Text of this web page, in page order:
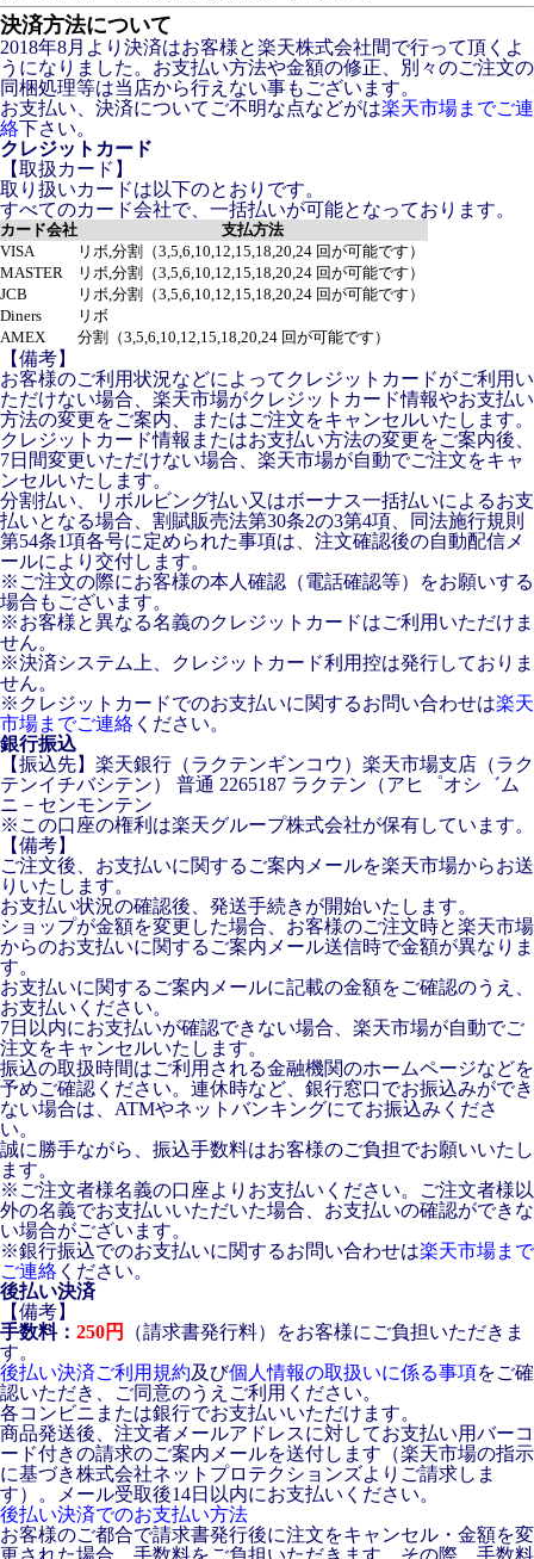
決済方法について
2018年8月より決済はお客様と楽天株式会社間で行って頂くよ
うになりました。お支払い方法や金額の修正、別々のご注文の
同梱処理等は当店から行えない事もございます。
お支払い、決済についてご不明な点などがは楽天市場までご連
絡下さい。
クレジットカード
【取扱カード】
取り扱いカードは以下のとおりです。
すべてのカード会社で、一括払いが可能となっております。
カード会社
支払方法
VISA
リボ,分割（3,5,6,10,12,15,18,20,24 回が可能です）
MASTER
リボ,分割（3,5,6,10,12,15,18,20,24 回が可能です）
JCB
リボ,分割（3,5,6,10,12,15,18,20,24 回が可能です）
Diners
リボ
AMEX
分割（3,5,6,10,12,15,18,20,24 回が可能です）
【備考】
お客様のご利用状況などによってクレジットカードがご利用い
ただけない場合、楽天市場がクレジットカード情報やお支払い
方法の変更をご案内、またはご注文をキャンセルいたします。
クレジットカード情報またはお支払い方法の変更をご案内後、
7日間変更いただけない場合、楽天市場が自動でご注文をキャ
ンセルいたします。
分割払い、リボルビング払い又はボーナス一括払いによるお支
払いとなる場合、割賦販売法第30条2の3第4項、同法施行規則
第54条1項各号に定められた事項は、注文確認後の自動配信メ
ールにより交付します。
※ご注文の際にお客様の本人確認（電話確認等）をお願いする
場合もございます。
※お客様と異なる名義のクレジットカードはご利用いただけま
せん。
※決済システム上、クレジットカード利用控は発行しておりま
せん。
※クレジットカードでのお支払いに関するお問い合わせは楽天
市場までご連絡 ください。
銀行振込
【振込先】楽天銀行（ラクテンギンコウ）楽天市場支店（ラク
テンイチバシテン） 普通 2265187 ラクテン（アヒ゜オシ゛ム
ニ－センモンテン
※この口座の権利は楽天グループ株式会社が保有しています。
【備考】
ご注文後、お支払いに関するご案内メールを楽天市場からお送
りいたします。
お支払い状況の確認後、発送手続きが開始いたします。
ショップが金額を変更した場合、お客様のご注文時と楽天市場
からのお支払いに関するご案内メール送信時で金額が異なりま
す。
お支払いに関するご案内メールに記載の金額をご確認のうえ、
お支払いください。
7日以内にお支払いが確認できない場合、楽天市場が自動でご
注文をキャンセルいたします。
振込の取扱時間はご利用される金融機関のホームページなどを
予めご確認ください。連休時など、銀行窓口でお振込みができ
ない場合は、ATMやネットバンキングにてお振込みくださ
い。
誠に勝手ながら、振込手数料はお客様のご負担でお願いいたし
ます。
※ご注文者様名義の口座よりお支払いください。ご注文者様以
外の名義でお支払いいただいた場合、お支払いの確認ができな
い場合がございます。
※銀行振込でのお支払いに関するお問い合わせは楽天市場まで
ご連絡 ください。
後払い決済
【備考】
手数料： 250円
（請求書発行料）をお客様にご負担いただきま
す。
後払い決済ご利用規約及び個人情報の取扱いに係る事項をご確
認いただき、ご同意のうえご利用ください。
各コンビニまたは銀行でお支払いいただけます。
商品発送後、注文者メールアドレスに対してお支払い用バーコ
ード付きの請求のご案内メールを送付します（楽天市場の指示
に基づき株式会社ネットプロテクションズよりご請求しま
す）。メール受取後14日以内にお支払いください。
後払い決済でのお支払い方法
お客様のご都合で請求書発行後に注文をキャンセル・金額を変